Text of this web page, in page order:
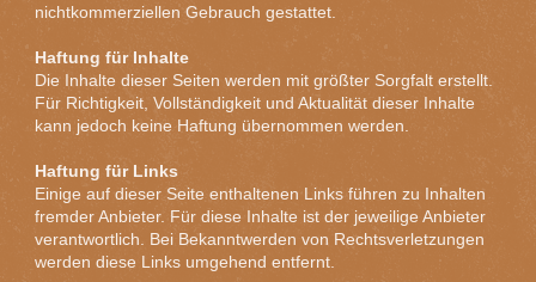
nichtkommerziellen Gebrauch gestattet.
Haftung für Inhalte
Die Inhalte dieser Seiten werden mit größter Sorgfalt erstellt.
Für Richtigkeit, Vollständigkeit und Aktualität dieser Inhalte
kann jedoch keine Haftung übernommen werden.
Haftung für Links
Einige auf dieser Seite enthaltenen Links führen zu Inhalten
fremder Anbieter. Für diese Inhalte ist der jeweilige Anbieter
verantwortlich. Bei Bekanntwerden von Rechtsverletzungen
werden diese Links umgehend entfernt.